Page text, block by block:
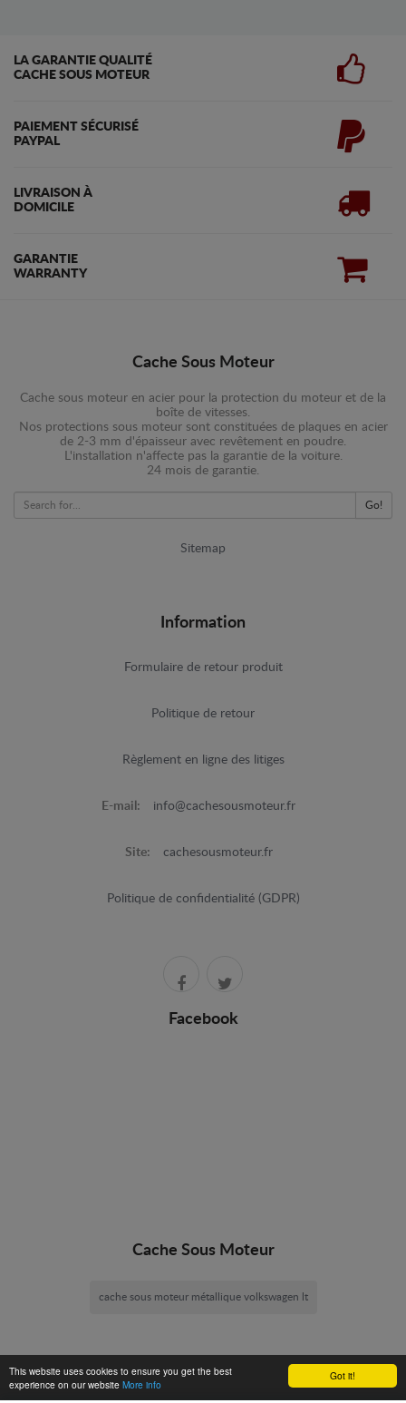
Got it!
This website uses cookies to ensure you get the best
experience on our website More info
LA GARANTIE QUALITÉ
CACHE SOUS MOTEUR
PAIEMENT SÉCURISÉ
PAYPAL
LIVRAISON À
DOMICILE
GARANTIE
WARRANTY
Cache Sous Moteur
Cache sous moteur en acier pour la protection du moteur et de la
boîte de vitesses.
Nos protections sous moteur sont constituées de plaques en acier
de 2-3 mm d'épaisseur avec revêtement en poudre.
L'installation n'affecte pas la garantie de la voiture.
24 mois de garantie.
Go!
Sitemap
Information
Formulaire de retour produit
Politique de retour
Règlement en ligne des litiges
E-mail: info@cachesousmoteur.fr
Site: cachesousmoteur.fr
Politique de confidentialité (GDPR)
Facebook
Cache Sous Moteur
cache sous moteur métallique volkswagen lt